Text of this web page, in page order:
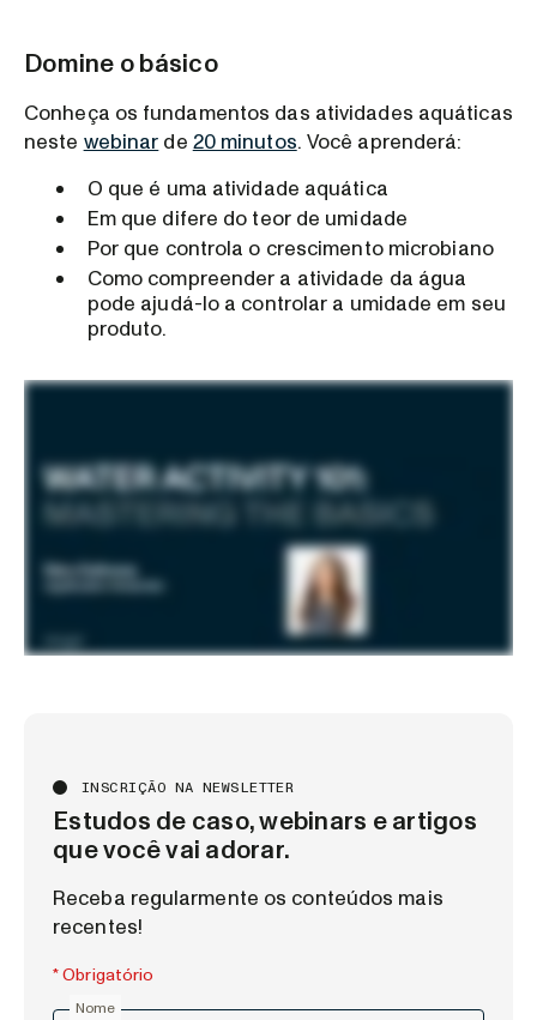
Domine o básico
Conheça os fundamentos das atividades aquáticas
neste webinar de 20 minutos. Você aprenderá:
O que é uma atividade aquática
Em que difere do teor de umidade
Por que controla o crescimento microbiano
Como compreender a atividade da água
pode ajudá-lo a controlar a umidade em seu
produto.
INSCRIÇÃO NA NEWSLETTER
Estudos de caso, webinars e artigos
que você vai adorar.
Receba regularmente os conteúdos mais
recentes!
* Obrigatório
Nome